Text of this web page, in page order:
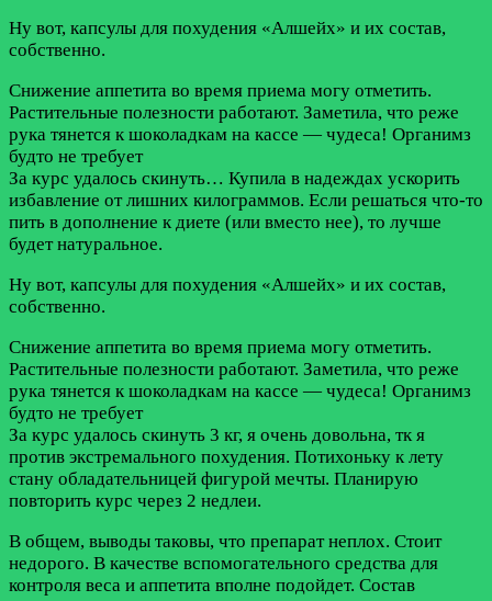
Ну вот, капсулы для похудения «Алшейх» и их состав,
собственно.
Снижение аппетита во время приема могу отметить.
Растительные полезности работают. Заметила, что реже
рука тянется к шоколадкам на кассе — чудеса! Органимз
будто не требует
За курс удалось скинуть… Купила в надеждах ускорить
избавление от лишних килограммов. Если решаться что-то
пить в дополнение к диете (или вместо нее), то лучше
будет натуральное.
Ну вот, капсулы для похудения «Алшейх» и их состав,
собственно.
Снижение аппетита во время приема могу отметить.
Растительные полезности работают. Заметила, что реже
рука тянется к шоколадкам на кассе — чудеса! Органимз
будто не требует
За курс удалось скинуть 3 кг, я очень довольна, тк я
против экстремального похудения. Потихоньку к лету
стану обладательницей фигурой мечты. Планирую
повторить курс через 2 недлеи.
В общем, выводы таковы, что препарат неплох. Стоит
недорого. В качестве вспомогательного средства для
контроля веса и аппетита вполне подойдет. Состав